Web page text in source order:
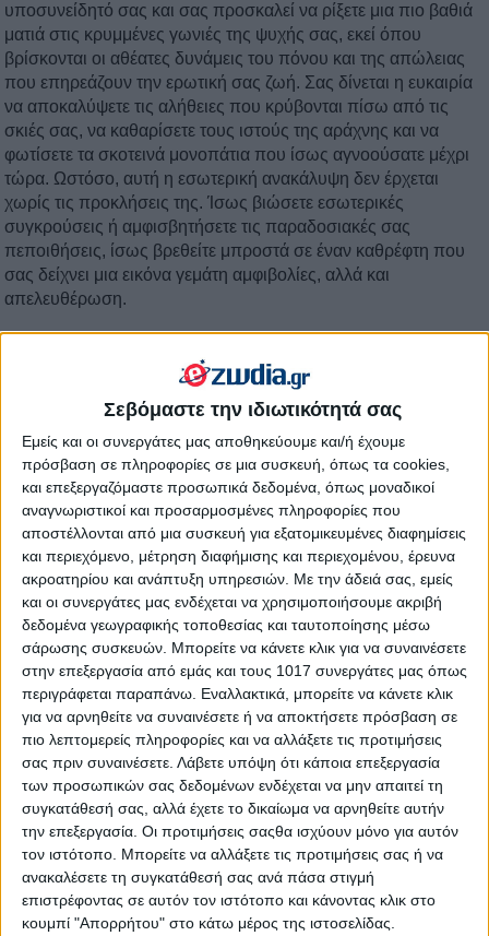
Σεβόμαστε την ιδιωτικότητά σας
Εμείς και οι συνεργάτες μας αποθηκεύουμε και/ή έχουμε
πρόσβαση σε πληροφορίες σε μια συσκευή, όπως τα cookies,
και επεξεργαζόμαστε προσωπικά δεδομένα, όπως μοναδικοί
αναγνωριστικοί και προσαρμοσμένες πληροφορίες που
αποστέλλονται από μια συσκευή για εξατομικευμένες διαφημίσεις
και περιεχόμενο, μέτρηση διαφήμισης και περιεχομένου, έρευνα
ακροατηρίου και ανάπτυξη υπηρεσιών. Με την άδειά σας, εμείς
και οι συνεργάτες μας ενδέχεται να χρησιμοποιήσουμε ακριβή
δεδομένα γεωγραφικής τοποθεσίας και ταυτοποίησης μέσω
σάρωσης συσκευών. Μπορείτε να κάνετε κλικ για να συναινέσετε
στην επεξεργασία από εμάς και τους 1017 συνεργάτες μας όπως
περιγράφεται παραπάνω. Εναλλακτικά, μπορείτε να κάνετε κλικ
για να αρνηθείτε να συναινέσετε ή να αποκτήσετε πρόσβαση σε
πιο λεπτομερείς πληροφορίες και να αλλάξετε τις προτιμήσεις
σας πριν συναινέσετε. Λάβετε υπόψη ότι κάποια επεξεργασία
των προσωπικών σας δεδομένων ενδέχεται να μην απαιτεί τη
συγκατάθεσή σας, αλλά έχετε το δικαίωμα να αρνηθείτε αυτήν
την επεξεργασία. Οι προτιμήσεις σαςθα ισχύουν μόνο για αυτόν
τον ιστότοπο. Μπορείτε να αλλάξετε τις προτιμήσεις σας ή να
ανακαλέσετε τη συγκατάθεσή σας ανά πάσα στιγμή
επιστρέφοντας σε αυτόν τον ιστότοπο και κάνοντας κλικ στο
κουμπί "Απορρήτου" στο κάτω μέρος της ιστοσελίδας.
υποσυνείδητό σας και σας προσκαλεί να ρίξετε μια πιο βαθιά
ματιά στις κρυμμένες γωνιές της ψυχής σας, εκεί όπου
βρίσκονται οι αθέατες δυνάμεις του πόνου και της απώλειας
που επηρεάζουν την ερωτική σας ζωή. Σας δίνεται η ευκαιρία
να αποκαλύψετε τις αλήθειες που κρύβονται πίσω από τις
σκιές σας, να καθαρίσετε τους ιστούς της αράχνης και να
φωτίσετε τα σκοτεινά μονοπάτια που ίσως αγνοούσατε μέχρι
τώρα. Ωστόσο, αυτή η εσωτερική ανακάλυψη δεν έρχεται
χωρίς τις προκλήσεις της. Ίσως βιώσετε εσωτερικές
συγκρούσεις ή αμφισβητήσετε τις παραδοσιακές σας
πεποιθήσεις, ίσως βρεθείτε μπροστά σε έναν καθρέφτη που
σας δείχνει μια εικόνα γεμάτη αμφιβολίες, αλλά και
απελευθέρωση.
Θα μάθετε να αφήνετε πίσω σας όποιον και ό,τι σας κρατά
δεμένους στο παρελθόν και σας εμποδίζει να αναπνεύσετε
ελεύθεροι, επιτρέποντας στον έρωτα να σας αγκαλιάσει με τον
τρόπο που πραγματικά σας αξίζει. Το πρώτο εξάμηνο του
έτους σας απελευθερώνει από τον φόβο της αγάπης και την